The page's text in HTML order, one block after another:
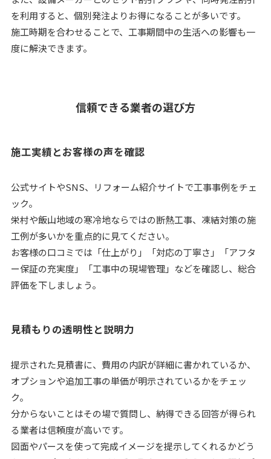
を利用すると、個別発注よりお得になることが多いです。
施工時期を合わせることで、工事期間中の生活への影響も一
度に解決できます。
信頼できる業者の選び方
施工実績とお客様の声を確認
公式サイトやSNS、リフォーム紹介サイトで工事事例をチェ
ック。
栄村や飯山地域の寒冷地ならではの断熱工事、凍結対策の施
工例が多いかを重点的に見てください。
お客様の口コミでは「仕上がり」「対応の丁寧さ」「アフタ
ー保証の充実度」「工事中の現場管理」などを確認し、総合
評価を下しましょう。
見積もりの透明性と説明力
提示された見積書に、費用の内訳が詳細に書かれているか、
オプションや追加工事の単価が明示されているかをチェッ
ク。
分からないことはその場で質問し、納得できる回答が得られ
る業者は信頼度が高いです。
図面やパースを使って完成イメージを提示してくれるかどう